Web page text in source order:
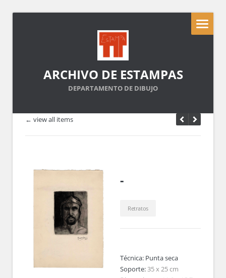
ARCHIVO DE ESTAMPAS
DEPARTAMENTO DE DIBUJO
← view all items
-
Retratos
Técnica: Punta seca
Soporte:35 x 25 cm